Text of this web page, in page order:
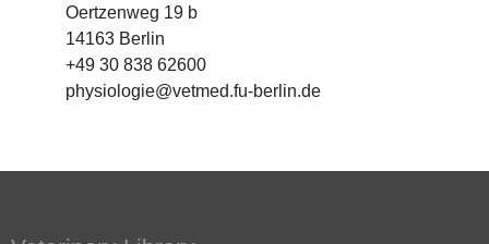
Oertzenweg 19 b
14163 Berlin
+49 30 838 62600
physiologie@vetmed.fu-berlin.de